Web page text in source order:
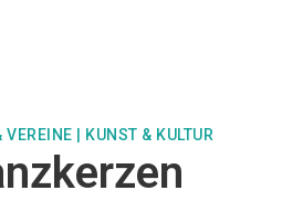
VEREINE KUNST & KULTUR